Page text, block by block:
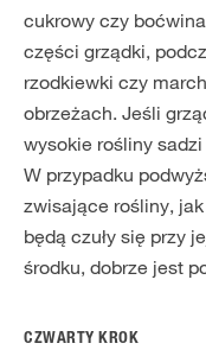
cukrowy czy
części grządki,
rzodkiewki czy
obrzeżach. Jeśli
wysokie rośliny sadzi
W przypadku
zwisające rośliny,
będą czuły się przy
środku, dobrze jest
CZWARTY KROK